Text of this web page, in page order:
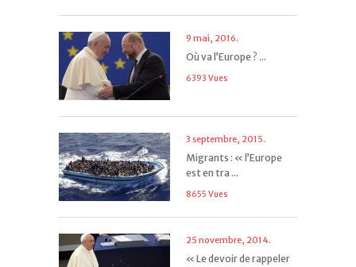
9 mai, 2016.
Où va l’Europe ? ...
6393 Vues
3 septembre, 2015.
Migrants : « l’Europe
est en tra ...
8655 Vues
25 novembre, 2014.
« Le devoir de rappeler